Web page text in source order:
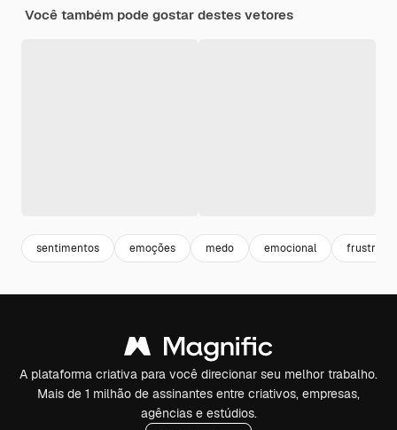
Você também pode gostar destes vetores
sentimentos emoções medo emocional
A plataforma criativa para você direcionar seu melhor trabalho.
Mais de 1 milhão de assinantes entre criativos, empresas,
agências e estúdios.